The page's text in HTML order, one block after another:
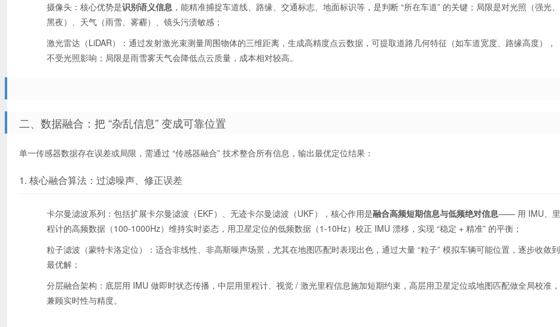
摄像头：核心优势是识别语义信息 ，能精准捕捉车道线、路缘、交通标志、地面标识等，是判断 “所在车道” 的关键；局限是对光照（强光、
黑夜）、天气（雨雪、雾霾）、镜头污渍敏感；
激光雷达（LiDAR）：通过发射激光束测量周围物体的三维距离，生成高精度点云数据，可提取道路几何特征（如车道宽度、路缘高度），
不受光照影响；局限是雨雪雾天气会降低点云质量，成本相对较高。
二、数据融合：把 “杂乱信息” 变成可靠位置
单一传感器数据存在误差或局限，需通过 “传感器融合” 技术整合所有信息，输出最优定位结果：
1. 核心融合算法：过滤噪声、修正误差
卡尔曼滤波系列：包括扩展卡尔曼滤波（EKF）、无迹卡尔曼滤波（UKF），核心作用是融合高频短期信息与低频绝对信息—— 用 IMU、里
程计的高频数据（100-1000Hz）维持实时姿态，用卫星定位的低频数据（1-10Hz）校正 IMU 漂移，实现 “稳定 + 精准” 的平衡；
粒子滤波（蒙特卡洛定位）：适合非线性、非高斯噪声场景，尤其在地图匹配时表现出色，通过大量 “粒子” 模拟车辆可能位置，逐步收敛到
最优解；
分层融合架构：底层用 IMU 做即时状态传播，中层用里程计、视觉 / 激光里程信息施加短期约束，高层用卫星定位或地图匹配做全局校准，
兼顾实时性与精度。